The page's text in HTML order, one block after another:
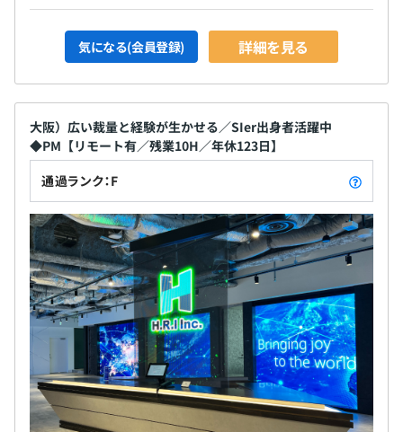
気になる(会員登録) 詳細を見る
大阪）広い裁量と経験が生かせる／SIer出身者活躍中
◆PM【リモート有／残業10H／年休123日】
通過ランク：F